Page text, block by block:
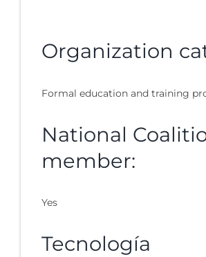
Organization
Formal education and training
National
member:
Yes
Tecnología